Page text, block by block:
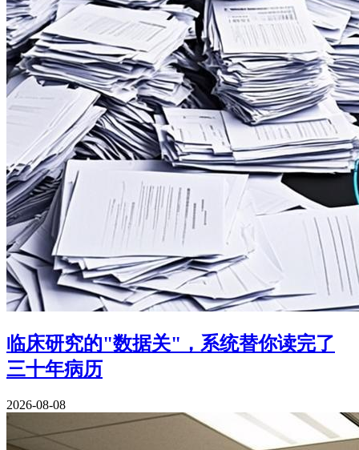
临床研究的"数据关"，系统替你读完了
三十年病历
2026-08-08